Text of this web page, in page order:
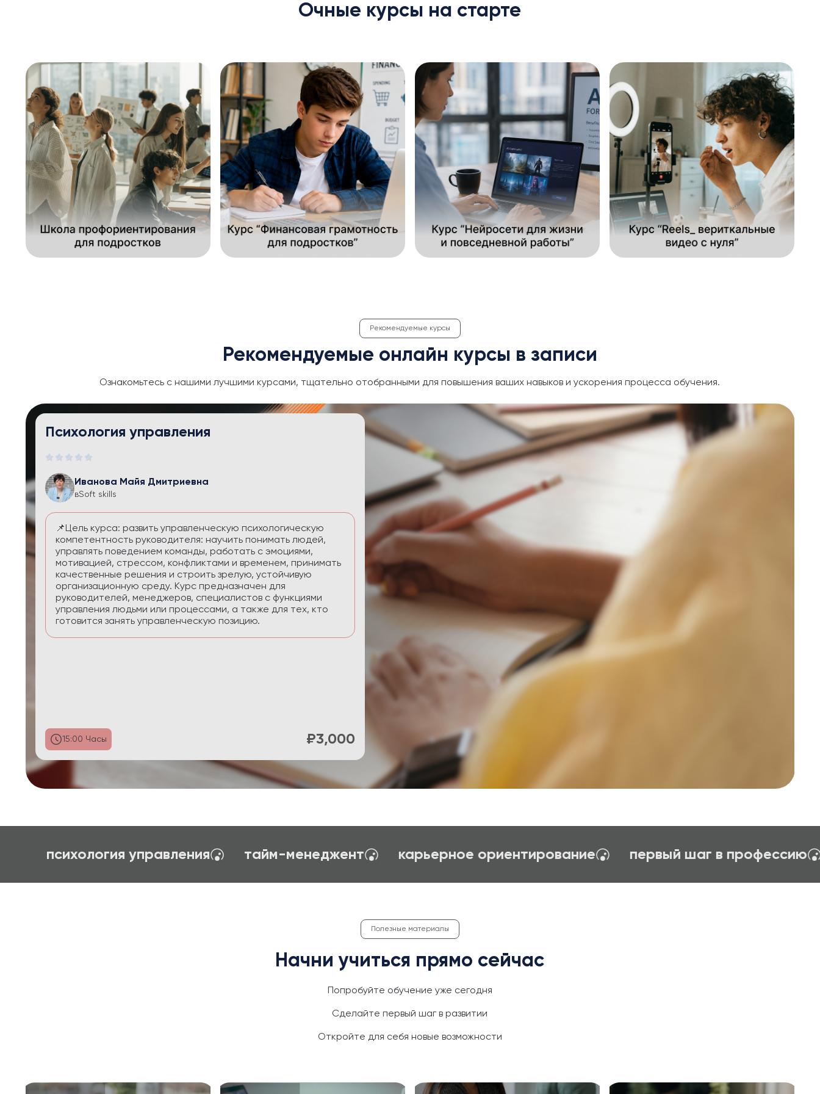
Очные курсы на старте
Рекомендуемые курсы
Рекомендуемые онлайн курсы в записи
Ознакомьтесь с нашими лучшими курсами, тщательно отобранными для повышения ваших навыков и ускорения процесса обучения.
Тайм-менеджмент и личная эффективность
Иванова Майя Дмитриевна
вSoft skills
Курс помогает выстроить систему управления временем без
перегруза и чувства вины. Вы научитесь расставлять
приоритеты, планировать реалистично, сохранять фокус и
управлять энергией в условиях многозадачности.
29:58 Часы ₽900
первый шаг в профессию создание сайтов на TILDA психология управления тайм-
Полезные материалы
Начни учиться прямо сейчас
Попробуйте обучение уже сегодня
Сделайте первый шаг в развитии
Откройте для себя новые возможности